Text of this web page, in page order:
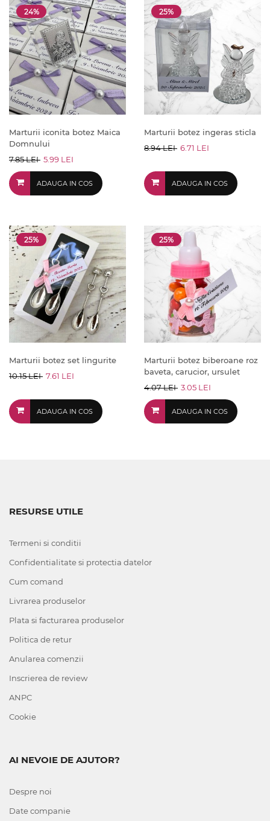
24%
Marturii iconita botez Maica
Domnului
7.85 LEI 5.99 LEI
ADAUGA IN COS
25%
Marturii botez ingeras sticla
8.94 LEI 6.71 LEI
ADAUGA IN COS
25%
Marturii botez set lingurite
10.15 LEI 7.61 LEI
ADAUGA IN COS
25%
Marturii botez biberoane roz
baveta, carucior, ursulet
4.07 LEI 3.05 LEI
ADAUGA IN COS
RESURSE UTILE
Termeni si conditii
Confidentialitate si protectia datelor
Cum comand
Livrarea produselor
Plata si facturarea produselor
Politica de retur
Anularea comenzii
Inscrierea de review
ANPC
Cookie
AI NEVOIE DE AJUTOR?
Despre noi
Date companie